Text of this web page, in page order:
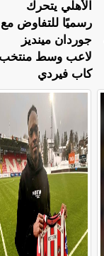
الأهلي يتحرك
رسميًا للتفاوض مع
جوردان مينديز
لاعب وسط منتخب
كاب فيردي